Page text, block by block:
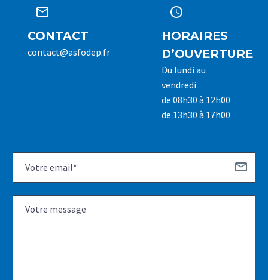


CONTACT
contact@asfodep.fr


HORAIRES
D’OUVERTURE
Du lundi au
vendredi
de 08h30 à 12h00
de 13h30 à 17h00